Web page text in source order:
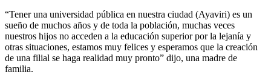
“Tener una universidad pública en nuestra ciudad (Ayaviri) es un
sueño de muchos años y de toda la población, muchas veces
nuestros hijos no acceden a la educación superior por la lejanía y
otras situaciones, estamos muy felices y esperamos que la creación
de una filial se haga realidad muy pronto” dijo, una madre de
familia.